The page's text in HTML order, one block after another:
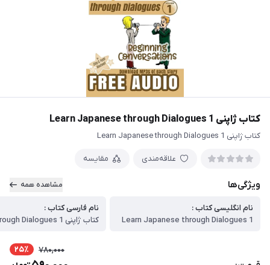
کتاب ژاپنی Learn Japanese through Dialogues 1
کتاب ژاپنی Learn Japanese through Dialogues 1
علاقه‌مندی مقایسه
ویژگی‌ها مشاهده همه
نام انگلیسی کتاب :
Learn Japanese through Dialogues 1
نام فارسی کتاب :
780,000 25٪